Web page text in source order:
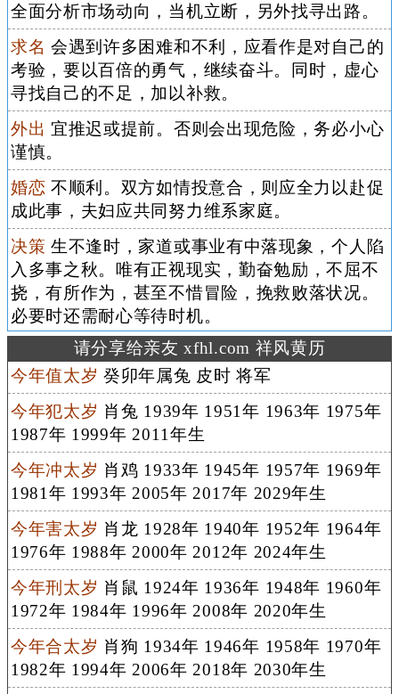
全面分析市场动向，当机立断，另外找寻出路。
求名 会遇到许多困难和不利，应看作是对自己的
考验，要以百倍的勇气，继续奋斗。同时，虚心
寻找自己的不足，加以补救。
外出 宜推迟或提前。否则会出现危险，务必小心
谨慎。
婚恋 不顺利。双方如情投意合，则应全力以赴促
成此事，夫妇应共同努力维系家庭。
决策 生不逢时，家道或事业有中落现象，个人陷
入多事之秋。唯有正视现实，勤奋勉励，不屈不
挠，有所作为，甚至不惜冒险，挽救败落状况。
必要时还需耐心等待时机。
请分享给亲友 xfhl.com 祥风黄历
今年值太岁 癸卯年属兔 皮时 将军
今年犯太岁 肖兔 1939年 1951年 1963年 1975年
1987年 1999年 2011年生
今年冲太岁 肖鸡 1933年 1945年 1957年 1969年
1981年 1993年 2005年 2017年 2029年生
今年害太岁 肖龙 1928年 1940年 1952年 1964年
1976年 1988年 2000年 2012年 2024年生
今年刑太岁 肖鼠 1924年 1936年 1948年 1960年
1972年 1984年 1996年 2008年 2020年生
今年合太岁 肖狗 1934年 1946年 1958年 1970年
1982年 1994年 2006年 2018年 2030年生